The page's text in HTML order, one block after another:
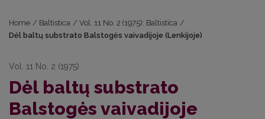
Home / Baltistica / Vol. 11 No. 2 (1975): Baltistica /
Dėl baltų substrato Balstogės vaivadijoje (Lenkijoje)
Vol. 11 No. 2 (1975)
Dėl baltų substrato
Balstogės vaivadijoje